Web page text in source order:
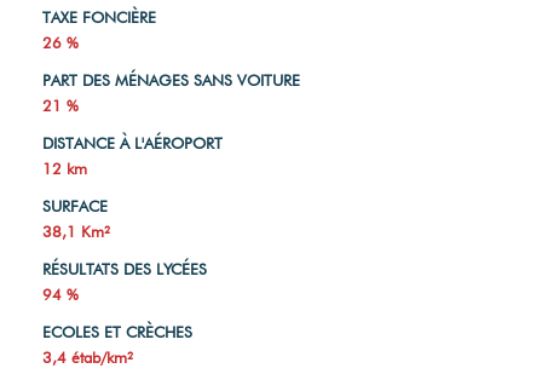
TAXE FONCIÈRE
26 %
PART DES MÉNAGES SANS VOITURE
21 %
DISTANCE À L'AÉROPORT
12 km
SURFACE
38,1 Km²
RÉSULTATS DES LYCÉES
94 %
ECOLES ET CRÈCHES
3,4 étab/km²